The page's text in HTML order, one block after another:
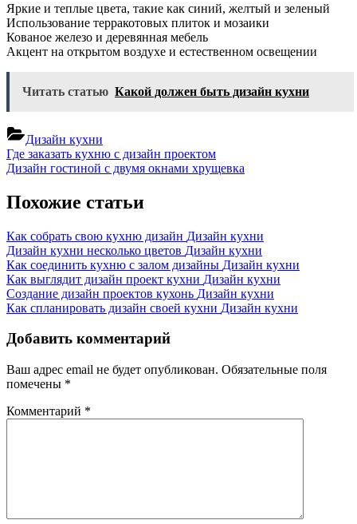
Яркие и теплые цвета, такие как синий, желтый и зеленый
Использование терракотовых плиток и мозаики
Кованое железо и деревянная мебель
Акцент на открытом воздухе и естественном освещении
Читать статью Какой должен быть дизайн кухни
Дизайн кухни
Навигация
по
записям
Previous
Post:
Где заказать кухню с дизайн проектом
Next
Дизайн гостиной с двумя окнами хрущевка
Похожие статьи
Как собрать свою кухню дизайн Дизайн кухни
Дизайн кухни несколько цветов Дизайн кухни
Как соединить кухню с залом дизайны Дизайн кухни
Как выглядит дизайн проект кухни Дизайн кухни
Создание дизайн проектов кухонь Дизайн кухни
Как спланировать дизайн своей кухни Дизайн кухни
Добавить комментарий
Ваш адрес email не будет опубликован. Обязательные поля
помечены *
Комментарий *